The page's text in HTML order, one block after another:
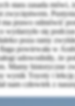
stara zasada mówi,
zwycięstwem.
ma prawo odmówić
wydarzyło się
poza ramy
powiewała w
udowodniły, że
Mamy historyczne
wynik Toyoty i
nam człowiek z